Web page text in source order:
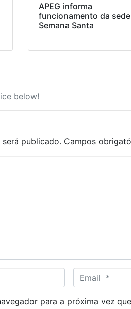
APEG informa
funcionamento da
Semana Santa
below!
publicado. Campos
m
a
para a próxima vez